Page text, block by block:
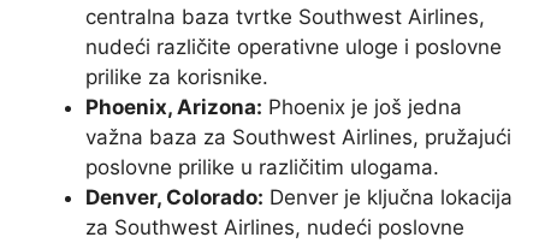
centralna baza tvrtke Southwest Airlines,
nudeći različite operativne uloge i poslovne
prilike za korisnike.
Phoenix, Arizona: Phoenix je još jedna
važna baza za Southwest Airlines, pružajući
poslovne prilike u različitim ulogama.
Denver, Colorado: Denver je ključna lokacija
za Southwest Airlines, nudeći poslovne